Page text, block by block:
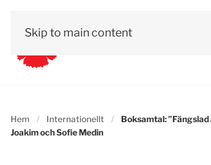
Skip to main content
Hem Internationellt
Boksamtal: ”Fängslad
Joakim och Sofie Medin